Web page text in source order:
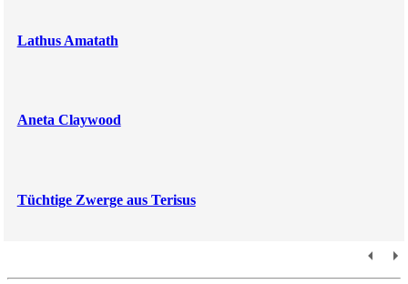
Lathus Amatath
Aneta Claywood
Tüchtige Zwerge aus Terisus